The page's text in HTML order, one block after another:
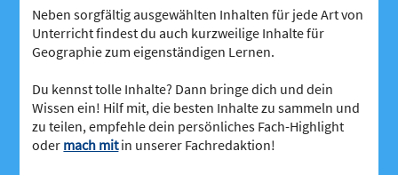
Neben sorgfältig ausgewählten Inhalten für jede Art von
Unterricht findest du auch kurzweilige Inhalte für
Geographie zum eigenständigen Lernen.
Du kennst tolle Inhalte? Dann bringe dich und dein
Wissen ein! Hilf mit, die besten Inhalte zu sammeln und
zu teilen, empfehle dein persönliches Fach-Highlight
oder mach mitin unserer Fachredaktion!